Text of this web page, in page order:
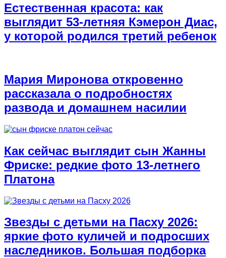
Естественная красота: как
выглядит 53-летняя Кэмерон Диас,
у которой родился третий ребенок
Мария Миронова откровенно
рассказала о подробностях
развода и домашнем насилии
Как сейчас выглядит сын Жанны
Фриске: редкие фото 13-летнего
Платона
Звезды с детьми на Пасху 2026:
яркие фото куличей и подросших
наследников. Большая подборка